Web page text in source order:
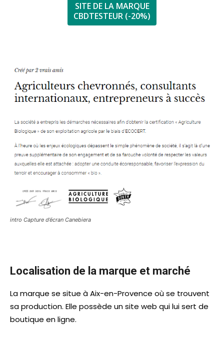
SITE DE LA MARQUE
CBDTESTEUR (-20%)
intro Capture d’écran Canebiera
Localisation de la marque et marché
La marque se situe à Aix-en-Provence où se trouvent
sa production. Elle possède un site web qui lui sert de
boutique en ligne.